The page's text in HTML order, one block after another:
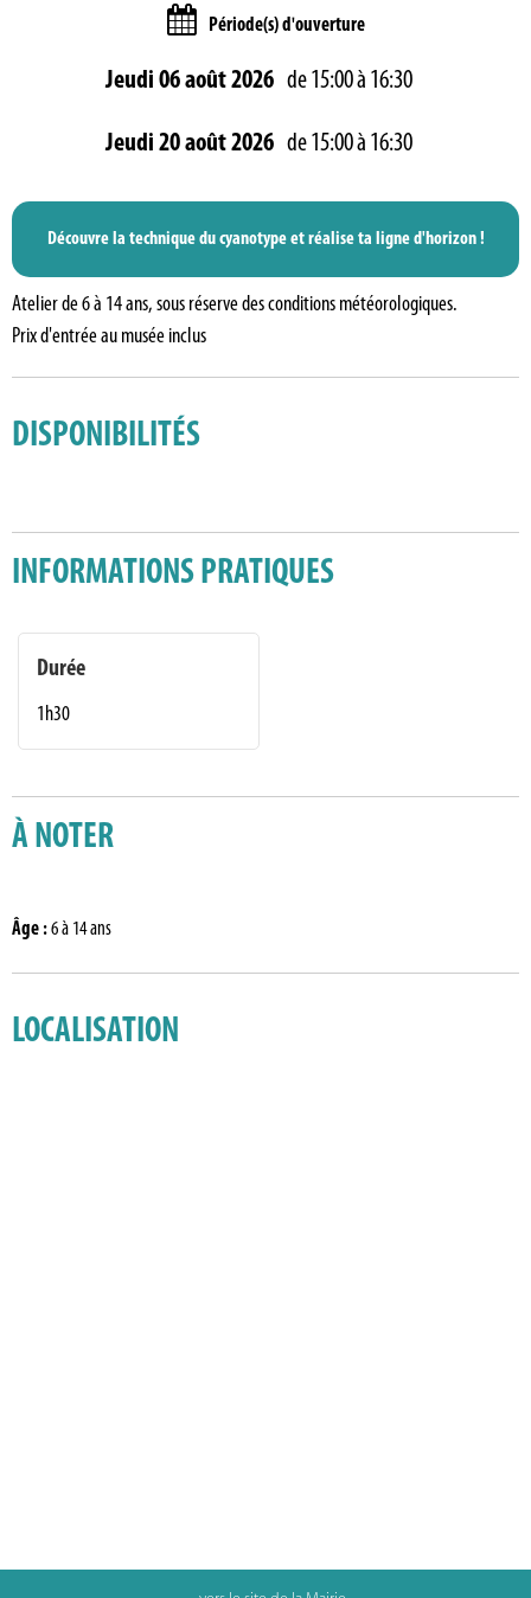
Période(s) d'ouverture
Jeudi 06 août 2026 de 15:00 à 16:30
Jeudi 20 août 2026 de 15:00 à 16:30
Découvre la technique du cyanotype et réalise ta ligne d'horizon !
Atelier de 6 à 14 ans, sous réserve des conditions météorologiques.
Prix d'entrée au musée inclus
DISPONIBILITÉS
INFORMATIONS PRATIQUES
Durée
1h30
À NOTER
Âge :6 à 14 ans
LOCALISATION